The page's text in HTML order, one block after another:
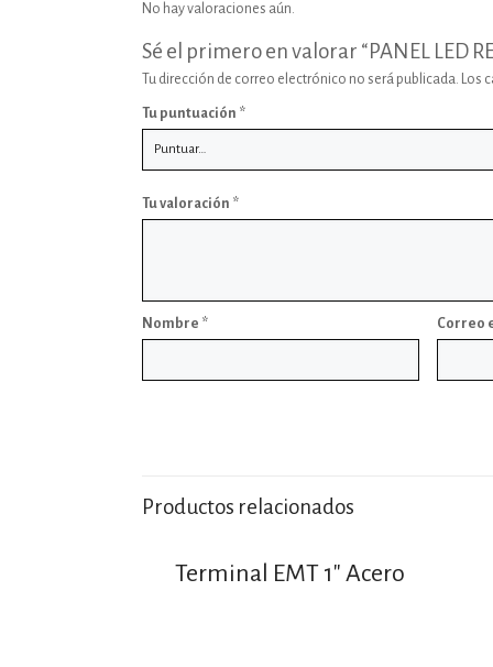
No hay valoraciones aún.
Sé el primero en valorar “PANEL LED
Tu dirección de correo electrónico no será publicada. Los
Tu puntuación *
Tu valoración *
Nombre * Correo
Productos relacionados
Terminal EMT 1″ Acero